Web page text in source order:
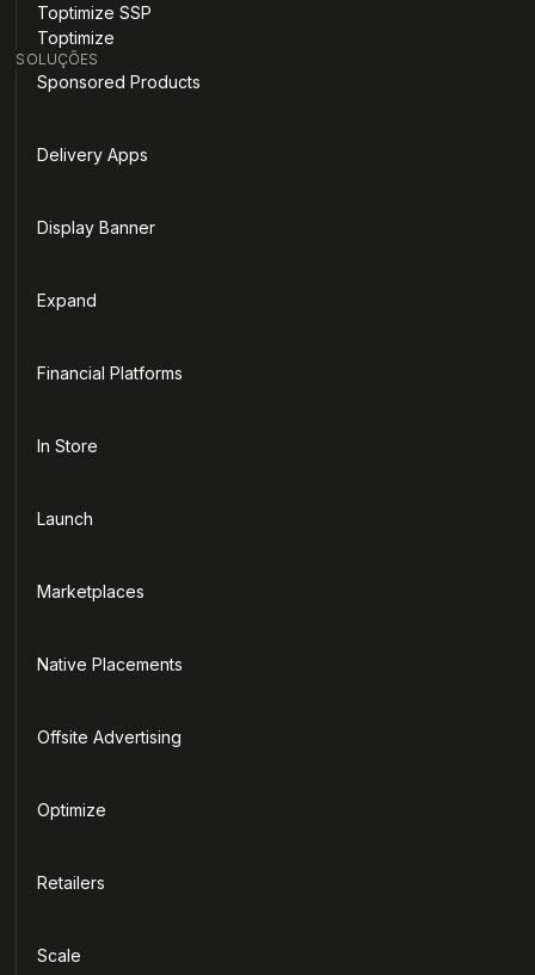
Toptimize SSP
Toptimize
SOLUÇÕES
Sponsored Products
Delivery Apps
Display Banner
Expand
Financial Platforms
In Store
Launch
Marketplaces
Native Placements
Offsite Advertising
Optimize
Retailers
Scale